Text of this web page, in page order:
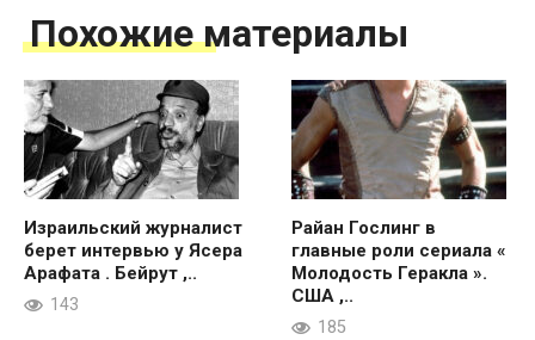
Похожие материалы
Израильский журналист
берет интервью у Ясера
Арафата . Бейрут ,..
143
Райан Гослинг в
главные роли сериала «
Молодость Геракла ».
США ,..
185